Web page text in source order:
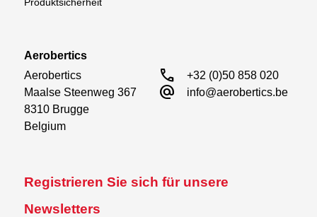
Registrieren Sie sich für unsere
Newsletters
Aerobertics
Aerobertics
Maalse Steenweg 367
8310 Brugge
Belgium
call +32 (0)50 858 020
alternate_email info@aerobertics.be